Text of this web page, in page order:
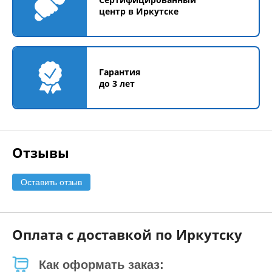
центр в Иркутске
Гарантия
до 3 лет
Отзывы
Оставить отзыв
Оплата с доставкой по Иркутску
Как оформать заказ: